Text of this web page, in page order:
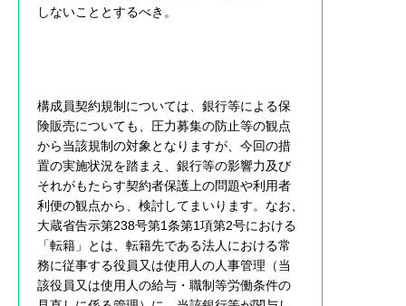
しないこととするべき。
構成員契約規制については、銀行等による保
険販売についても、圧力募集の防止等の観点
から当該規制の対象となりますが、今回の措
置の実施状況を踏まえ、銀行等の影響力及び
それがもたらす契約者保護上の問題や利用者
利便の観点から、検討してまいります。なお、
大蔵省告示第238号第1条第1項第2号における
「転籍」とは、転籍先である法人における常
務に従事する役員又は使用人の人事管理（当
該役員又は使用人の給与・職制等労働条件の